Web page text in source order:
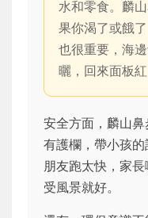
水和零食。麟
果你渴了或餓
也很重要，海
曬，回來面板紅
安全方面，麟山
有護欄，帶小孩
朋友跑太快，家
受風景就好。